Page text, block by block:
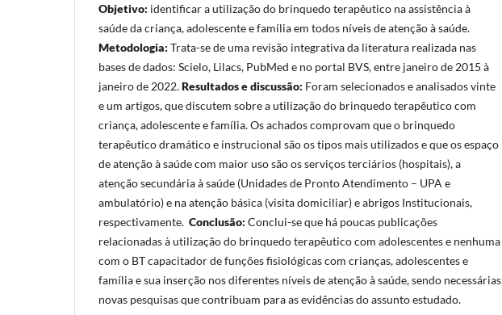
Objetivo: identificar a utilização do brinquedo terapêutico na assistência à
saúde da criança, adolescente e família em todos níveis de atenção à saúde.
Metodologia: Trata-se de uma revisão integrativa da literatura realizada nas
bases de dados: Scielo, Lilacs, PubMed e no portal BVS, entre janeiro de 2015 à
janeiro de 2022.Resultados e discussão: Foram selecionados e analisados vinte
e um artigos, que discutem sobre a utilização do brinquedo terapêutico com
criança, adolescente e família. Os achados comprovam que o brinquedo
terapêutico dramático e instrucional são os tipos mais utilizados e que os espaço
de atenção à saúde com maior uso são os serviços terciários (hospitais), a
atenção secundária à saúde (Unidades de Pronto Atendimento – UPA e
ambulatório) e na atenção básica (visita domiciliar) e abrigos Institucionais,
respectivamente. Conclusão: Conclui-se que há poucas publicações
relacionadas à utilização do brinquedo terapêutico com adolescentes e nenhuma
com o BT capacitador de funções fisiológicas com crianças, adolescentes e
família e sua inserção nos diferentes níveis de atenção à saúde, sendo necessárias
novas pesquisas que contribuam para as evidências do assunto estudado.